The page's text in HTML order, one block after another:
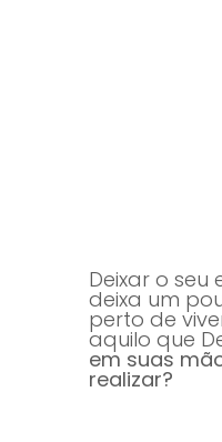
Deixar o
deixa um
perto de
aquilo que
em suas
realizar?